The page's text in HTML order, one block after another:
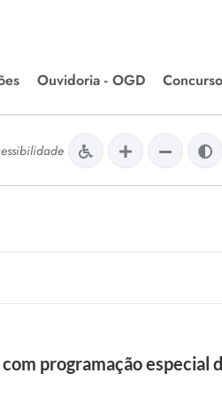
Ouvidoria - OGD
Meio Ambiente
Diário Oficial
programação especial